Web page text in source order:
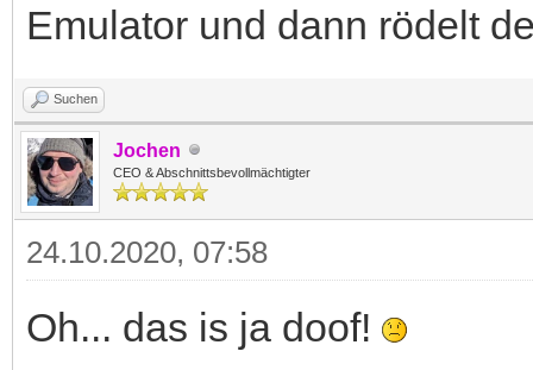
Emulator und dann rödelt
Suchen
Jochen
CEO & Abschnittsbevollmächtigter
24.10.2020, 07:58
Oh... das is ja doof!